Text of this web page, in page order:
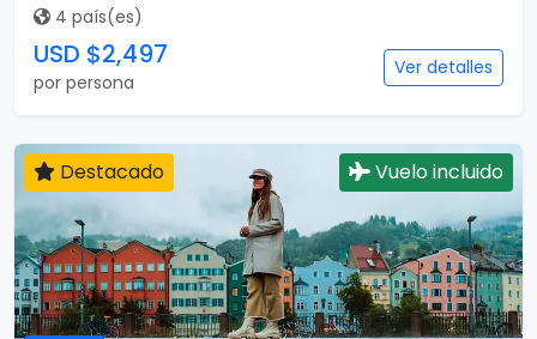
4 país(es)
USD $2,497
por persona
Ver detalles
Destacado Vuelo incluido